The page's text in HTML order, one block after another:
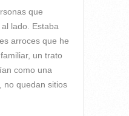
que
lado. Estaba
arroces que he
un trato
como una
no quedan sitios